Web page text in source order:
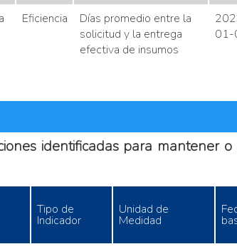
Eficiencia
Días promedio entre la
solicitud y la entrega
efectiva de insumos
01-
identificadas para mantener
Tipo de
Indicador
Unidad de
Medidad